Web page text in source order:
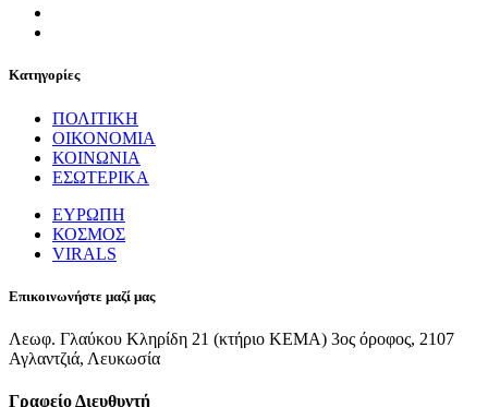
Κατηγορίες
ΠΟΛΙΤΙΚΗ
ΟΙΚΟΝΟΜΙΑ
ΚΟΙΝΩΝΙΑ
ΕΣΩΤΕΡΙΚΑ
ΕΥΡΩΠΗ
ΚΟΣΜΟΣ
VIRALS
Επικοινωνήστε μαζί μας
Λεωφ. Γλαύκου Κληρίδη 21 (κτήριο ΚΕΜΑ) 3ος όροφος, 2107
Αγλαντζιά, Λευκωσία
Γραφείο Διευθυντή